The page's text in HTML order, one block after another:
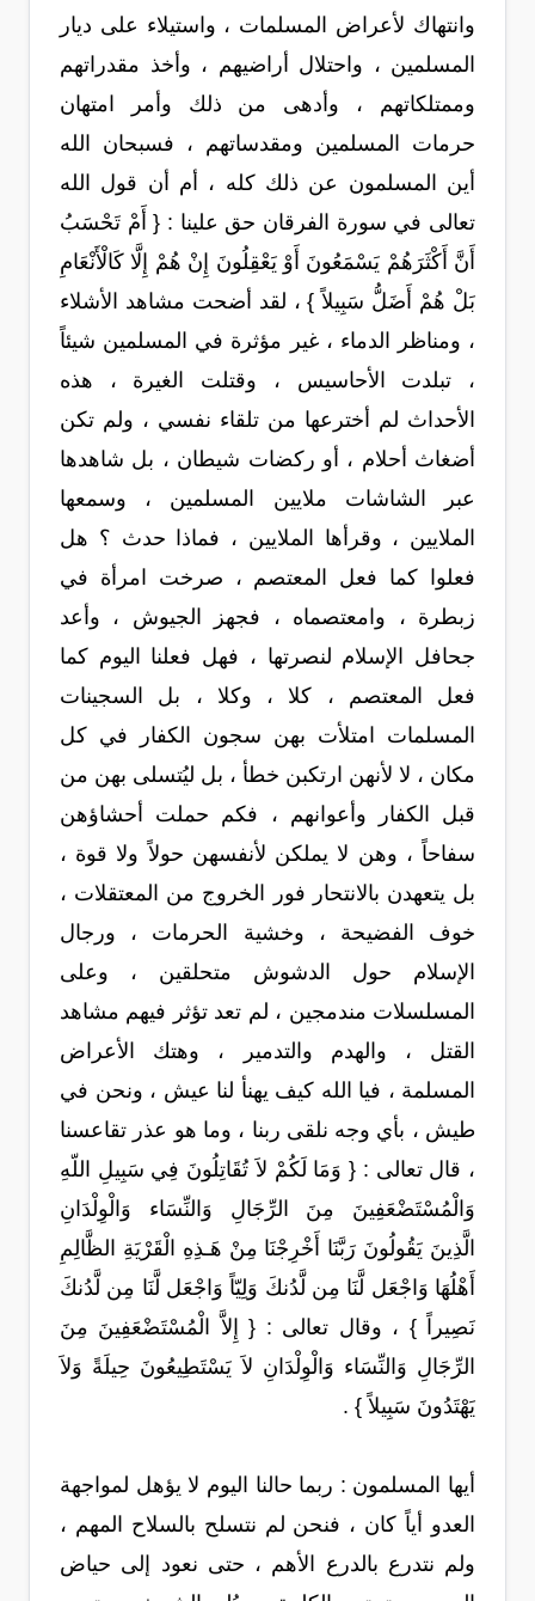
وانتهاك لأعراض المسلمات ، واستيلاء على ديار
المسلمين ، واحتلال أراضيهم ، وأخذ مقدراتهم
وممتلكاتهم ، وأدهى من ذلك وأمر امتهان
حرمات المسلمين ومقدساتهم ، فسبحان الله
أين المسلمون عن ذلك كله ، أم أن قول الله
تعالى في سورة الفرقان حق علينا : { أَمْ تَحْسَبُ
أَنَّ أَكْثَرَهُمْ يَسْمَعُونَ أَوْ يَعْقِلُونَ إِنْ هُمْ إِلَّا كَالْأَنْعَامِ
بَلْ هُمْ أَضَلُّ سَبِيلاً } ، لقد أضحت مشاهد الأشلاء
، ومناظر الدماء ، غير مؤثرة في المسلمين شيئاً
، تبلدت الأحاسيس ، وقتلت الغيرة ، هذه
الأحداث لم أخترعها من تلقاء نفسي ، ولم تكن
أضغاث أحلام ، أو ركضات شيطان ، بل شاهدها
عبر الشاشات ملايين المسلمين ، وسمعها
الملايين ، وقرأها الملايين ، فماذا حدث ؟ هل
فعلوا كما فعل المعتصم ، صرخت امرأة في
زبطرة ، وامعتصماه ، فجهز الجيوش ، وأعد
جحافل الإسلام لنصرتها ، فهل فعلنا اليوم كما
فعل المعتصم ، كلا ، وكلا ، بل السجينات
المسلمات امتلأت بهن سجون الكفار في كل
مكان ، لا لأنهن ارتكبن خطأ ، بل ليُتسلى بهن من
قبل الكفار وأعوانهم ، فكم حملت أحشاؤهن
سفاحاً ، وهن لا يملكن لأنفسهن حولاً ولا قوة ،
بل يتعهدن بالانتحار فور الخروج من المعتقلات ،
خوف الفضيحة ، وخشية الحرمات ، ورجال
الإسلام حول الدشوش متحلقين ، وعلى
المسلسلات مندمجين ، لم تعد تؤثر فيهم مشاهد
القتل ، والهدم والتدمير ، وهتك الأعراض
المسلمة ، فيا الله كيف يهنأ لنا عيش ، ونحن في
طيش ، بأي وجه نلقى ربنا ، وما هو عذر تقاعسنا
، قال تعالى : { وَمَا لَكُمْ لاَ تُقَاتِلُونَ فِي سَبِيلِ اللّهِ
وَالْمُسْتَضْعَفِينَ مِنَ الرِّجَالِ وَالنِّسَاء وَالْوِلْدَانِ
الَّذِينَ يَقُولُونَ رَبَّنَا أَخْرِجْنَا مِنْ هَـذِهِ الْقَرْيَةِ الظَّالِمِ
أَهْلُهَا وَاجْعَل لَّنَا مِن لَّدُنكَ وَلِيّاً وَاجْعَل لَّنَا مِن لَّدُنكَ
نَصِيراً } ، وقال تعالى : { إِلاَّ الْمُسْتَضْعَفِينَ مِنَ
الرِّجَالِ وَالنِّسَاء وَالْوِلْدَانِ لاَ يَسْتَطِيعُونَ حِيلَةً وَلاَ
يَهْتَدُونَ سَبِيلاً } .
أيها المسلمون : ربما حالنا اليوم لا يؤهل لمواجهة
العدو أياً كان ، فنحن لم نتسلح بالسلاح المهم ،
ولم نتدرع بالدرع الأهم ، حتى نعود إلى حياض